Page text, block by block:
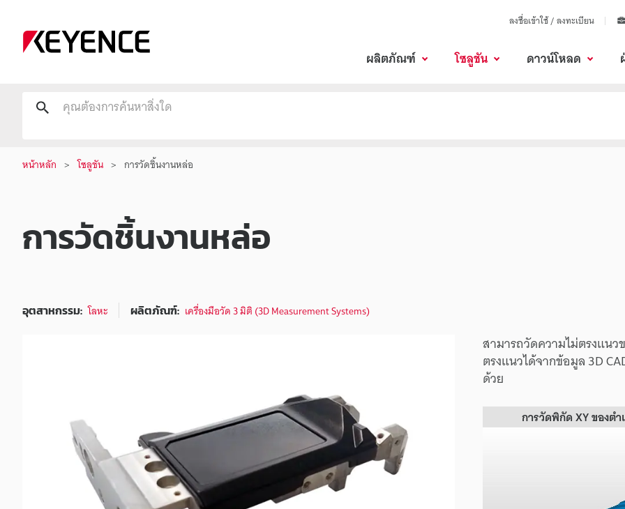
ลงชื่อเข้าใช้ / ลงทะเบียน
ผลิตภัณฑ์ โซลูชัน ดาวน์โหลด
หน้าหลัก โซลูชัน การวัดชิ้นงานหล่อ
การวัดชิ้นงานหล่อ
อุตสาหกรรม: โลหะ ผลิตภัณฑ์: เครื่องมือวัด 3 มิติ (3D Measurement Systems)
สามารถวัดความไม่ตรงแน
ตรงแนวได้จากข้อมูล 3D
ด้วย
การวัดพิกัด XY ของต